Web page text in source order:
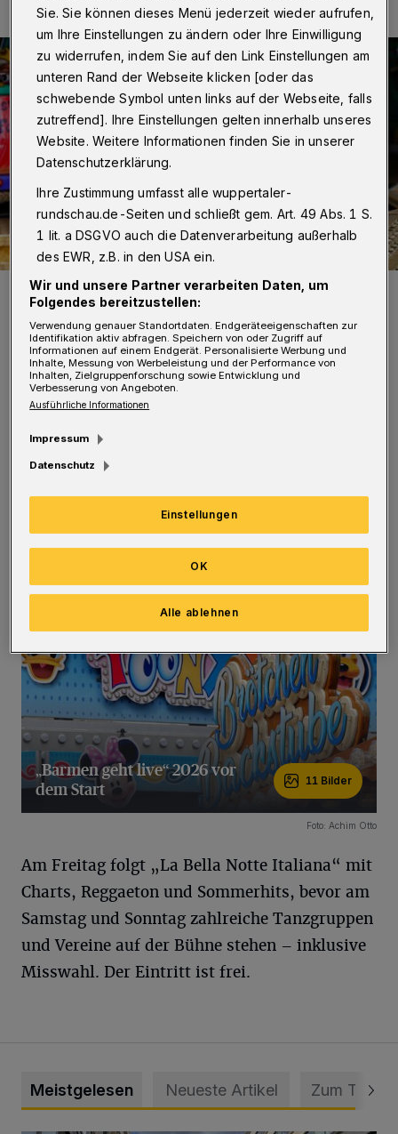
Alles ist bereit.
Foto: Achim Otto
Streetfood, Cocktails und Fahrgeschäfte. Zum
Auftakt am Donnerstag steigt eine
Vatertagsparty mit Schlager- und Mallorca-
Hits – unter anderem von Sarina Funke, Marc
„Barmen geht live“ 2026 vor
dem Start
11 Bilder
Foto: Achim Otto
Am Freitag folgt „La Bella Notte Italiana“ mit
Charts, Reggaeton und Sommerhits, bevor am
Samstag und Sonntag zahlreiche Tanzgruppen
und Vereine auf der Bühne stehen – inklusive
Misswahl. Der Eintritt ist frei.
Meistgelesen Neueste Artikel Zum Thema
Sie. Sie können dieses Menü jederzeit wieder aufrufen,
um Ihre Einstellungen zu ändern oder Ihre Einwilligung
zu widerrufen, indem Sie auf den Link Einstellungen am
unteren Rand der Webseite klicken [oder das
schwebende Symbol unten links auf der Webseite, falls
zutreffend]. Ihre Einstellungen gelten innerhalb unseres
Website. Weitere Informationen finden Sie in unserer
Datenschutzerklärung.
Ihre Zustimmung umfasst alle wuppertaler-
rundschau.de-Seiten und schließt gem. Art. 49 Abs. 1 S.
1 lit. a DSGVO auch die Datenverarbeitung außerhalb
des EWR, z.B. in den USA ein.
Wir und unsere Partner verarbeiten Daten, um
Folgendes bereitzustellen:
Verwendung genauer Standortdaten. Endgeräteeigenschaften zur
Identifikation aktiv abfragen. Speichern von oder Zugriff auf
Informationen auf einem Endgerät. Personalisierte Werbung und
Inhalte, Messung von Werbeleistung und der Performance von
Inhalten, Zielgruppenforschung sowie Entwicklung und
Verbesserung von Angeboten.
Ausführliche Informationen
Impressum
Datenschutz
Einstellungen
Alle ablehnen
OK